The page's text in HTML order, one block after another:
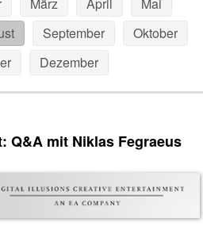
März April
Mai
September
Oktober
Dezember
Q&A mit Niklas Fegraeus